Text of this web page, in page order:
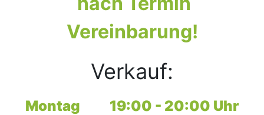
Vereinbarung!
Verkauf:
Montag 19:00 - 20:00 Uhr